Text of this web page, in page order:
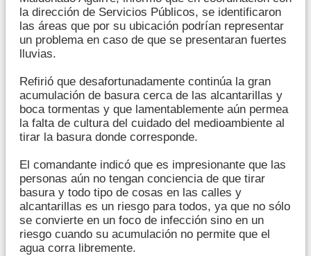
la dirección de Servicios Públicos, se identificaron
las áreas que por su ubicación podrían representar
un problema en caso de que se presentaran fuertes
lluvias.
Refirió que desafortunadamente continúa la gran
acumulación de basura cerca de las alcantarillas y
boca tormentas y que lamentablemente aún permea
la falta de cultura del cuidado del medioambiente al
tirar la basura donde corresponde.
El comandante indicó que es impresionante que las
personas aún no tengan conciencia de que tirar
basura y todo tipo de cosas en las calles y
alcantarillas es un riesgo para todos, ya que no sólo
se convierte en un foco de infección sino en un
riesgo cuando su acumulación no permite que el
agua corra libremente.